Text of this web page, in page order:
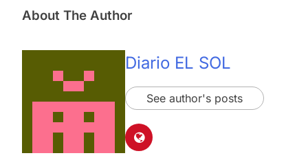
About The Author
Diario EL SOL
See author's posts